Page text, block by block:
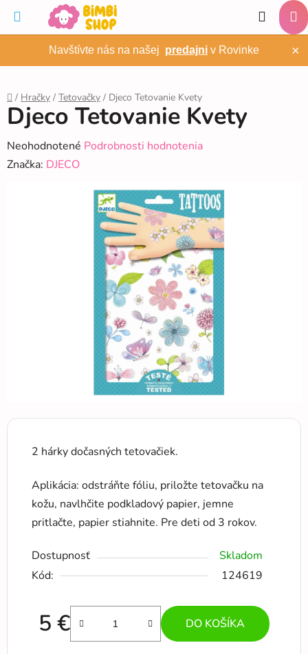
obsah
Navštívte nás na našej predajni v Rovinke ×
Hľadať
Domov
/ Hračky / Tetovačky / Djeco Tetovanie Kvety
2 hárky dočasných tetovačiek.
Aplikácia: odstráňte fóliu, priložte tetovačku na
kožu, navlhčite podkladový papier, jemne
pritlačte, papier stiahnite. Pre deti od 3 rokov.
Dostupnosť
Skladom
Kód:
124619
5 €
Jednotková cena:
DO KOŠÍKA
Djeco Tetovanie Kvety
Priemerné
hodnotenie
Neohodnotené Podrobnosti hodnotenia
Značka: DJECO